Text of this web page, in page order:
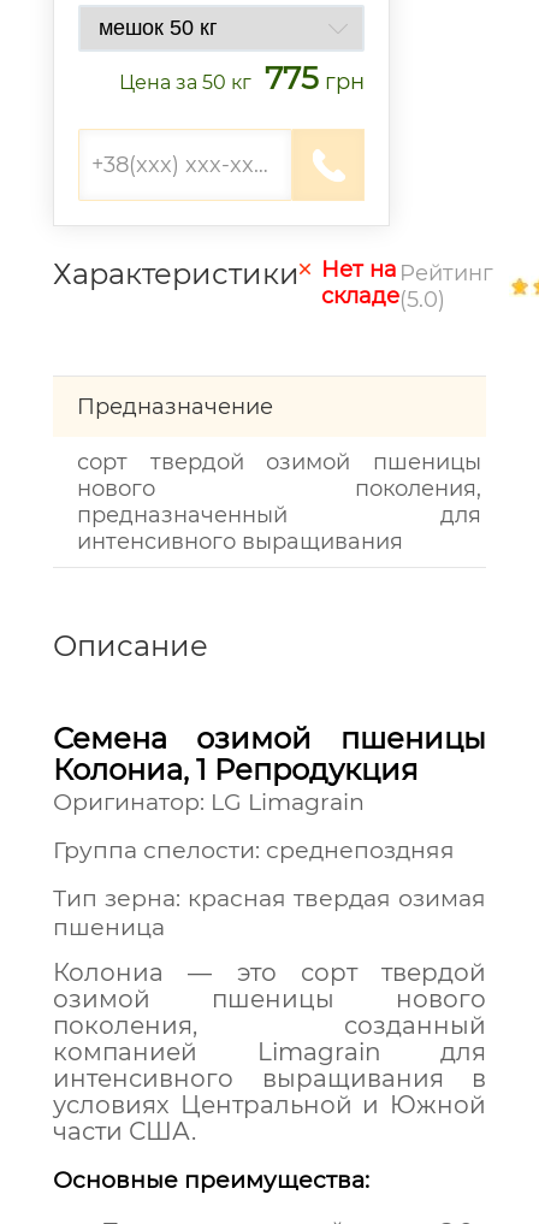
Цена за 50 кг 775 грн
Характеристики
Нет на
складе
Рейтинг
(5.0)
Предназначение
сорт твердой озимой пшеницы
нового поколения,
предназначенный для
интенсивного выращивания
Описание
Семена озимой пшеницы
Колониа, 1 Репродукция
Оригинатор: LG Limagrain
Группа спелости: среднепоздняя
Тип зерна: красная твердая озимая
пшеница
Колониа — это сорт твердой
озимой пшеницы нового
поколения, созданный
компанией Limagrain для
интенсивного выращивания в
условиях Центральной и Южной
части США.
Основные преимущества: